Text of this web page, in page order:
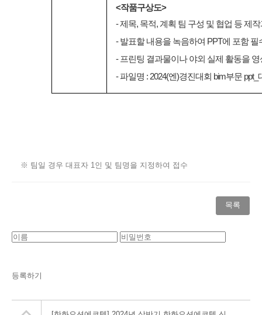
<작품구상도>
- 제목, 목적, 계획 팀 구성 및 협업 등 제
- 발표할 내용을 녹음하여 PPT에 포함
- 프린팅 결과물이나 야외 실제 활동을
- 파일명 : 2024(엔)경진대회 bim부문
※ 팀일 경우 대표자 1인 및 팀명을 지정하여 접수
목록
등록하기